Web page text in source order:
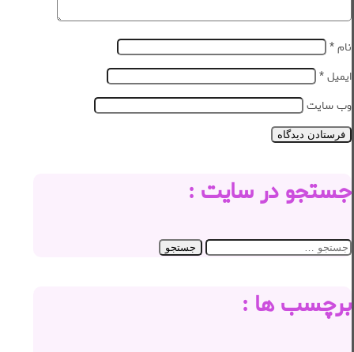
نام*
ایمیل*
وب‌ سایت
فرستادن دیدگاه
جستجو در سایت :
جستجو
جستجو
برچسب ها :